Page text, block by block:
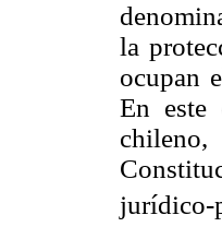
la
ocupan
En este